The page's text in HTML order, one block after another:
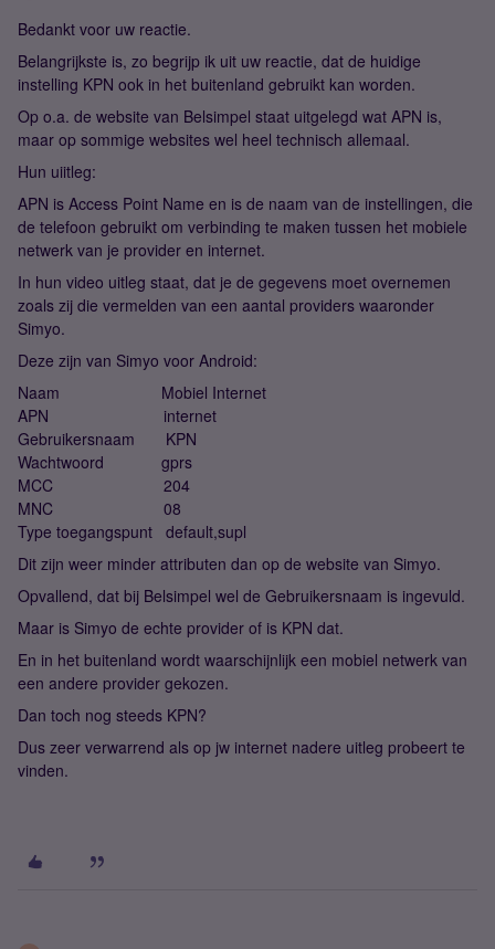
Bedankt voor uw reactie.
Belangrijkste is, zo begrijp ik uit uw reactie, dat de huidige
instelling KPN ook in het buitenland gebruikt kan worden.
Op o.a. de website van Belsimpel staat uitgelegd wat APN is,
maar op sommige websites wel heel technisch allemaal.
Hun uiitleg:
APN is Access Point Name en is de naam van de instellingen, die
de telefoon gebruikt om verbinding te maken tussen het mobiele
netwerk van je provider en internet.
In hun video uitleg staat, dat je de gegevens moet overnemen
zoals zij die vermelden van een aantal providers waaronder
Simyo.
Deze zijn van Simyo voor Android:
Naam Mobiel Internet
APN internet
Gebruikersnaam KPN
Wachtwoord gprs
MCC 204
MNC 08
Type toegangspunt default,supl
Dit zijn weer minder attributen dan op de website van Simyo.
Opvallend, dat bij Belsimpel wel de Gebruikersnaam is ingevuld.
Maar is Simyo de echte provider of is KPN dat.
En in het buitenland wordt waarschijnlijk een mobiel netwerk van
een andere provider gekozen.
Dan toch nog steeds KPN?
Dus zeer verwarrend als op jw internet nadere uitleg probeert te
vinden.